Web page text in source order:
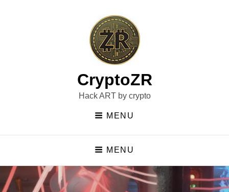
CryptoZR
Hack ART by crypto
MENU
MENU